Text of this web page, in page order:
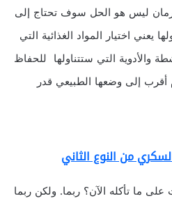
ليس هو الحل سوف تحتاج إلى
يعني اختيار المواد الغذائية التي
والأدوية التي ستتناولها للحفاظ
إلى وضعها الطبيعي قدر
من النوع الثاني
ما تأكله الآن؟ ربما. ولكن ربما